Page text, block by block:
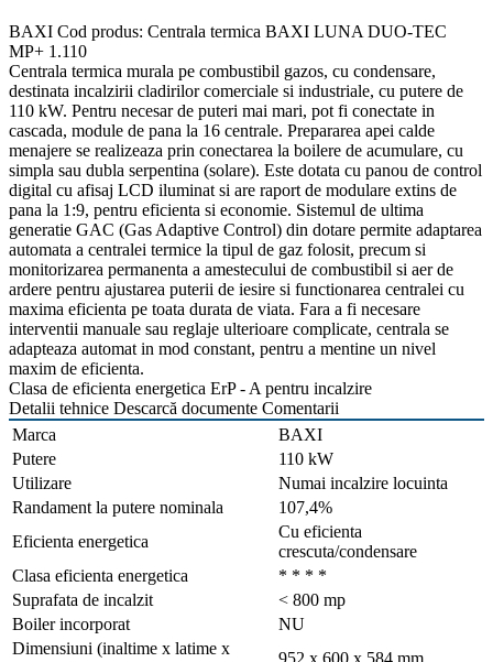
BAXI Cod produs: Centrala termica BAXI LUNA DUO-TEC
MP+ 1.110
Centrala termica murala pe combustibil gazos, cu condensare,
destinata incalzirii cladirilor comerciale si industriale, cu putere de
110 kW. Pentru necesar de puteri mai mari, pot fi conectate in
cascada, module de pana la 16 centrale. Prepararea apei calde
menajere se realizeaza prin conectarea la boilere de acumulare, cu
simpla sau dubla serpentina (solare). Este dotata cu panou de control
digital cu afisaj LCD iluminat si are raport de modulare extins de
pana la 1:9, pentru eficienta si economie. Sistemul de ultima
generatie GAC (Gas Adaptive Control) din dotare permite adaptarea
automata a centralei termice la tipul de gaz folosit, precum si
monitorizarea permanenta a amestecului de combustibil si aer de
ardere pentru ajustarea puterii de iesire si functionarea centralei cu
maxima eficienta pe toata durata de viata. Fara a fi necesare
interventii manuale sau reglaje ulterioare complicate, centrala se
adapteaza automat in mod constant, pentru a mentine un nivel
maxim de eficienta.
Clasa de eficienta energetica ErP - A pentru incalzire
Detalii tehnice Descarcă documente Comentarii
Marca
BAXI
Putere
110 kW
Utilizare
Numai incalzire locuinta
Randament la putere nominala
107,4%
Eficienta energetica
Cu eficienta
crescuta/condensare
Clasa eficienta energetica
* * * *
Suprafata de incalzit
< 800 mp
Boiler incorporat
NU
Dimensiuni (inaltime x latime x